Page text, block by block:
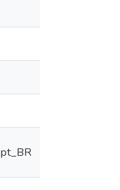
pt_BR